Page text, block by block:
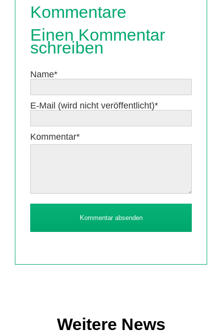
Kommentare
Einen Kommentar
schreiben
Pflichtfeld
Name*
Pflichtfeld
E-Mail (wird nicht veröffentlicht)*
Pflichtfeld
Kommentar*
Kommentar absenden
Weitere News